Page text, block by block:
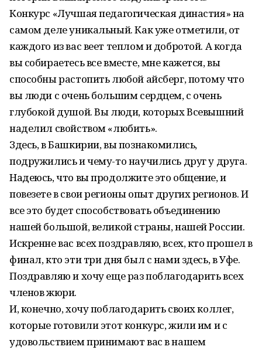
Конкурс «Лучшая педагогическая династия» на
самом деле уникальный. Как уже отметили, от
каждого из вас веет теплом и добротой. А когда
вы собираетесь все вместе, мне кажется, вы
способны растопить любой айсберг, потому что
вы люди с очень большим сердцем, с очень
глубокой душой. Вы люди, которых Всевышний
наделил свойством «любить».
Здесь, в Башкирии, вы познакомились,
подружились и чему-то научились друг у друга.
Надеюсь, что вы продолжите это общение, и
повезете в свои регионы опыт других регионов. И
все это будет способствовать объединению
нашей большой, великой страны, нашей России.
Искренне вас всех поздравляю, всех, кто прошел в
финал, кто эти три дня был с нами здесь, в Уфе.
Поздравляю и хочу еще раз поблагодарить всех
членов жюри.
И, конечно, хочу поблагодарить своих коллег,
которые готовили этот конкурс, жили им и с
удовольствием принимают вас в нашем